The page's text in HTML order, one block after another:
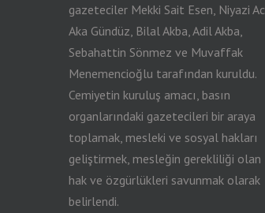
gazeteciler Mekki Sait Esen, Niyazi
Aka Gündüz, Bilal Akba, Adil Akba,
Sebahattin Sönmez ve Muvaffak
Menemencioğlu tarafından kuruldu.
Cemiyetin kuruluş amacı, basın
organlarındaki gazetecileri bir araya
toplamak, mesleki ve sosyal hakları
geliştirmek, mesleğin gerekliliği olan
hak ve özgürlükleri savunmak olarak
belirlendi.